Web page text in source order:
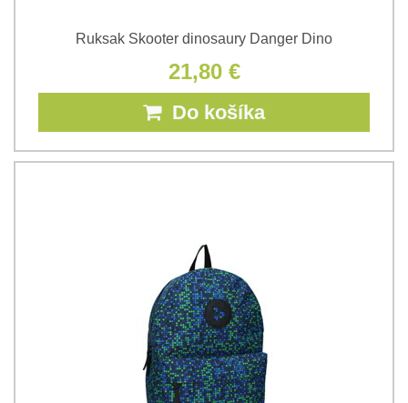
Ruksak Skooter dinosaury Danger Dino
21,80 €
Do košíka